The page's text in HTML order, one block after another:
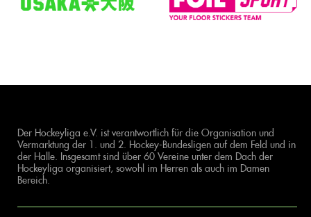
Der Hockeyliga e.V. ist verantwortlich für die Organisation und
Vermarktung der 1. und 2. Hockey-Bundesligen auf dem Feld und in
der Halle. Insgesamt sind über 60 Vereine unter dem Dach der
Hockeyliga organisiert, sowohl im Herren als auch im Damen
Bereich.